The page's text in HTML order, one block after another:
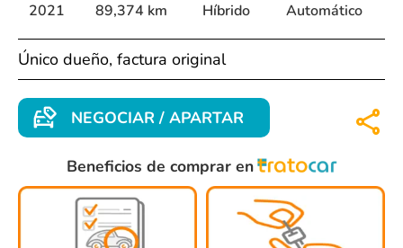
2021 89,374 km Híbrido Automático
Único dueño, factura original
NEGOCIAR / APARTAR
Beneficios de comprar en